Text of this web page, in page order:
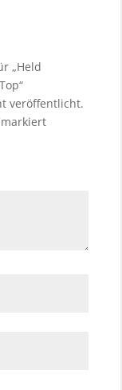
„Held
veröffentlicht.
markiert